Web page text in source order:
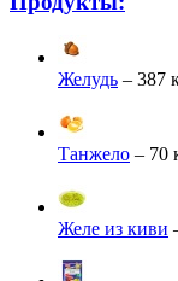
Желудь – 387
Танжело – 70
Желе из киви